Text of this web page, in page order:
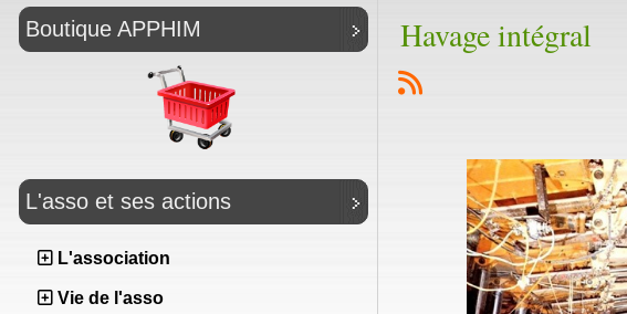
Boutique APPHIM
L'asso et ses actions
L'association
Vie de l'asso
Havage intégral